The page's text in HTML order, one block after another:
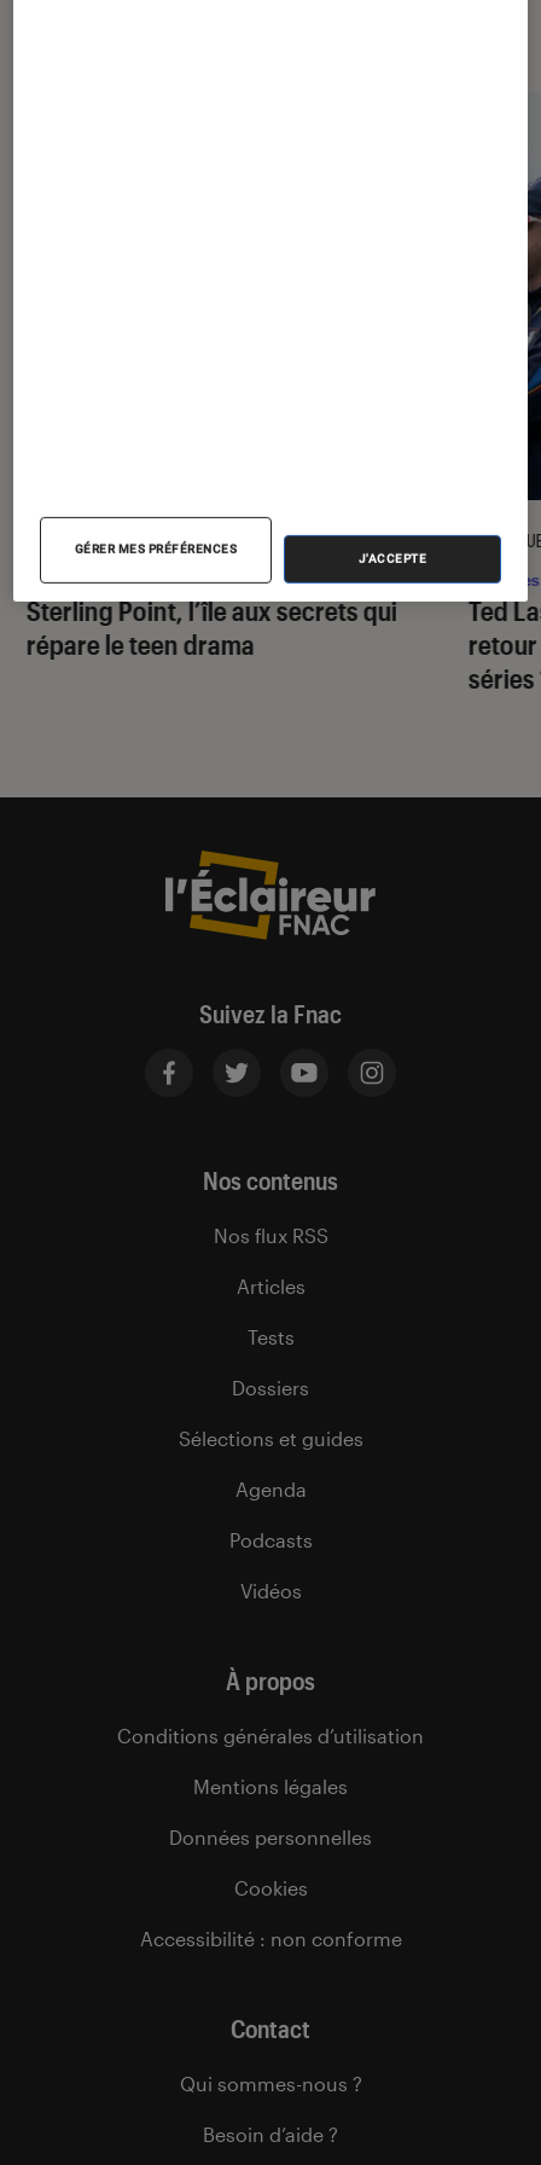
Sterling Point, l’île aux secrets qui
répare le teen drama
CRITIQUE
Séries • 05 août. 2026
Ted
retour
séries
Séries
Suivez la Fnac
Nos contenus
Nos flux RSS
Articles
Tests
Dossiers
Sélections et guides
Agenda
Podcasts
Vidéos
À propos
Conditions générales d’utilisation
Mentions légales
Données personnelles
Cookies
Accessibilité : non conforme
Contact
Qui sommes-nous ?
Besoin d’aide ?
GÉRER MES PRÉFÉRENCES
J'ACCEPTE